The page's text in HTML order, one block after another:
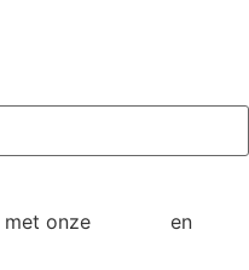
onze
en